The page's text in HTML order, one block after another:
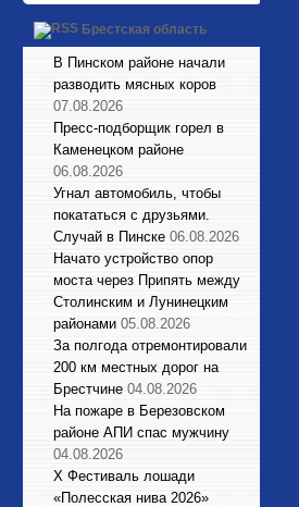
Брестская область
В Пинском районе начали
разводить мясных коров
07.08.2026
Пресс-подборщик горел в
Каменецком районе
06.08.2026
Угнал автомобиль, чтобы
покататься с друзьями.
Случай в Пинске 06.08.2026
Начато устройство опор
моста через Припять между
Столинским и Лунинецким
районами 05.08.2026
За полгода отремонтировали
200 км местных дорог на
Брестчине 04.08.2026
На пожаре в Березовском
районе АПИ спас мужчину
04.08.2026
X Фестиваль лошади
«Полесская нива 2026»